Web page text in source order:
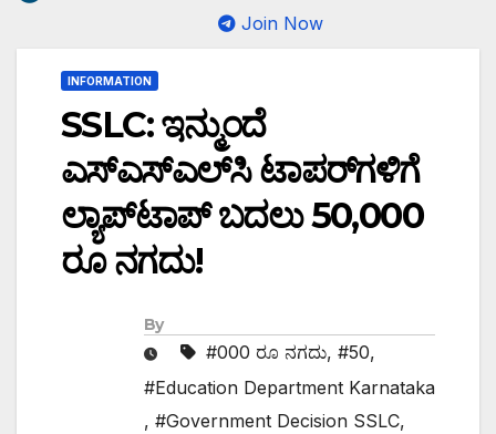
Join Now
INFORMATION
SSLC: ಇನ್ಮುಂದೆ
ಎಸ್‌ಎಸ್‌ಎಲ್‌ಸಿ ಟಾಪರ್‌ಗಳಿಗೆ
ಲ್ಯಾಪ್‌ಟಾಪ್ ಬದಲು 50,000
ರೂ ನಗದು!
By
#000 ರೂ ನಗದು, #50,
#Education Department Karnataka
, #Government Decision SSLC,